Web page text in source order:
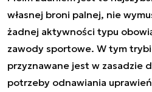
własnej broni palnej, nie
żadnej aktywności typu
zawody sportowe. W tym
przyznawane jest w zasadzie
potrzeby odnawiania